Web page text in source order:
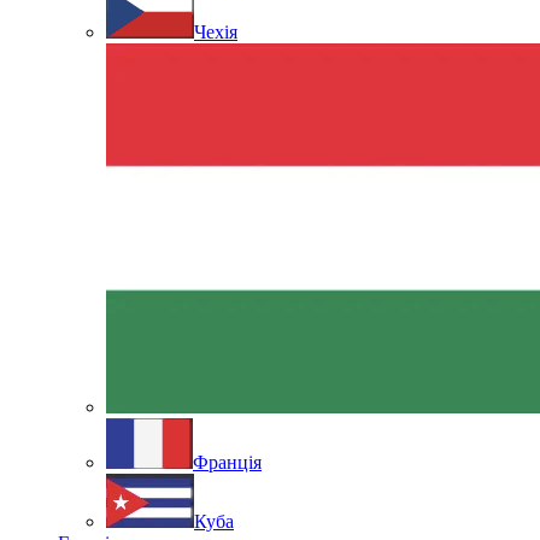
Чехія
Франція
Куба